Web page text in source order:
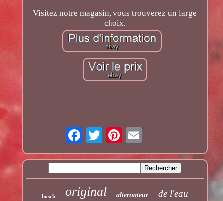
Visitez notre magasin, vous trouverez un large
choix.
bosch original alternateur de l'eau